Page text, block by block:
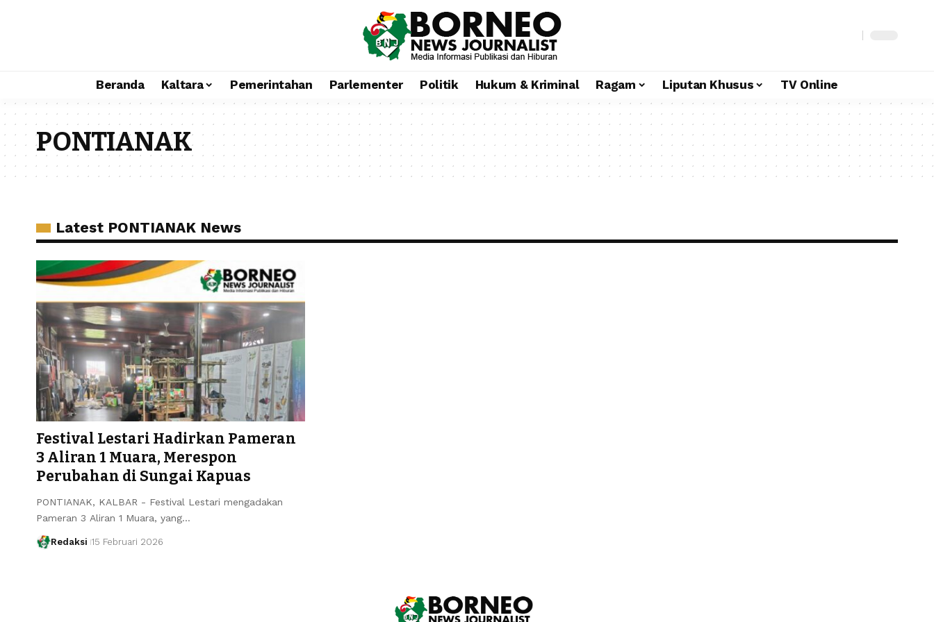
Beranda Kaltara Pemerintahan Parlementer Politik Hukum & Kriminal Ragam Liputan Khusus TV Online
PONTIANAK
Latest PONTIANAK News
Festival Lestari Hadirkan Pameran
3 Aliran 1 Muara, Merespon
Perubahan di Sungai Kapuas
PONTIANAK, KALBAR - Festival Lestari mengadakan
Pameran 3 Aliran 1 Muara, yang…
Redaksi 15 Februari 2026